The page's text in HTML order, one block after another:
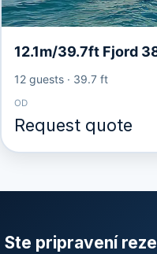
12.1m/39.7ft Fjord
12 guests· 39.7 ft
OD
Request quote
Ste pripravení